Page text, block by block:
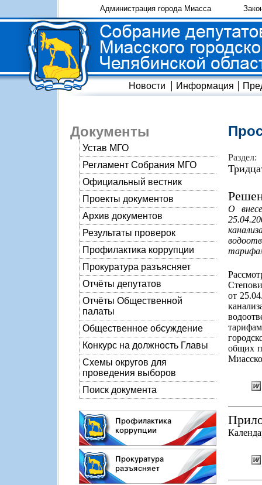
Администрация города Миасса
Новости Информация
Документы
Устав МГО
Регламент Собрания МГО
Официальный вестник
Проекты документов
Архив документов
Результаты проверок
Профилактика коррупции
Прокуратура разъясняет
Отчёты депутатов
Отчёты Общественной
палаты
Общественное обсуждение
Конкурс на должность Главы
Схемы округов для
проведения выборов
Поиск документа
Раздел:
О
от
общих